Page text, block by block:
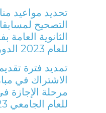
تحديد مواعيد
التصحيح
الثانوية العامة
للعام 2023 الدورة العادية
تمديد فترة
الاشتراك في
مرحلة الإجازة
للعام الجامعي 2023 – 2024